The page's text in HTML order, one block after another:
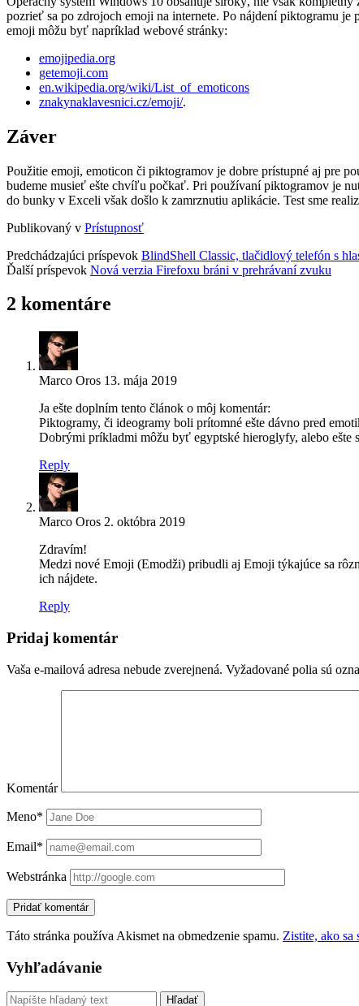
pozrieť sa po zdrojoch emoji na internete. Po nájdení piktogramu
emoji môžu byť napríklad webové stránky:
emojipedia.org
getemoji.com
en.wikipedia.org/wiki/List_of_emoticons
znakynaklavesnici.cz/emoji/.
Záver
Použitie emoji, emoticon či piktogramov je dobre prístupné aj pre
budeme musieť ešte chvíľu počkať. Pri používaní piktogramov je
do bunky v Exceli však došlo k zamrznutiu aplikácie. Test sme
Publikovaný v Prístupnosť
Predchádzajúci príspevok BlindShell Classic, tlačidlový telefón s
Ďalší príspevok Nová verzia Firefoxu bráni v prehrávaní zvuku
2 komentáre
Marco Oros 13. mája 2019
Ja ešte doplním tento článok o môj komentár:
Piktogramy, či ideogramy boli prítomné ešte dávno pred
Dobrými príkladmi môžu byť egyptské hieroglyfy, alebo ešte
Reply
Marco Oros 2. októbra 2019
Zdravím!
Medzi nové Emoji (Emodži) pribudli aj Emoji týkajúce sa
ich nájdete.
Reply
Pridaj komentár
Vaša e-mailová adresa nebude zverejnená. Vyžadované polia sú
Komentár
Meno*
Email*
Webstránka
Táto stránka používa Akismet na obmedzenie spamu. Zistite, ako sa
Sidebar
Vyhľadávanie
Vyhľadávanie